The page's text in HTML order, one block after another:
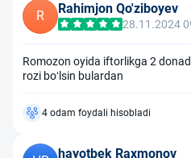
R Rahimjon Qo'ziboyev
28.11.2024
Romozon oyida iftorlikga 2
rozi bo‘lsin bulardan
4 odam foydali hisobladi
hayotbek Raxmonov